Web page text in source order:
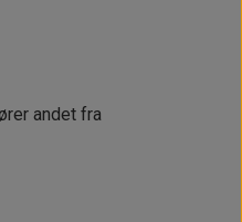
andet fra